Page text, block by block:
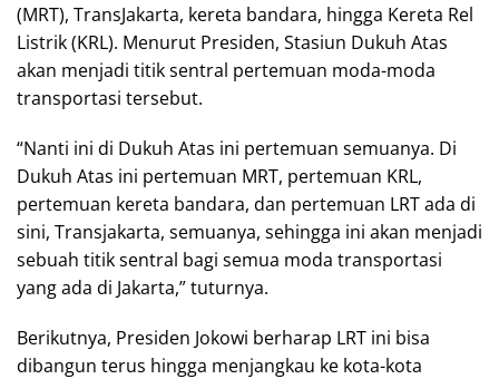
(MRT), TransJakarta, kereta bandara, hingga Kereta Rel
Listrik (KRL). Menurut Presiden, Stasiun Dukuh Atas
akan menjadi titik sentral pertemuan moda-moda
transportasi tersebut.
“Nanti ini di Dukuh Atas ini pertemuan semuanya. Di
Dukuh Atas ini pertemuan MRT, pertemuan KRL,
pertemuan kereta bandara, dan pertemuan LRT ada di
sini, Transjakarta, semuanya, sehingga ini akan menjadi
sebuah titik sentral bagi semua moda transportasi
yang ada di Jakarta,” tuturnya.
Berikutnya, Presiden Jokowi berharap LRT ini bisa
dibangun terus hingga menjangkau ke kota-kota